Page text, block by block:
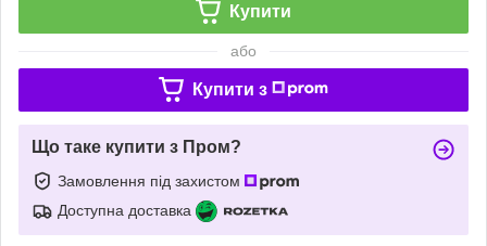
Купити
або
Купити з
Що таке купити з Пром?
Замовлення під захистом
Доступна доставка